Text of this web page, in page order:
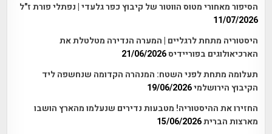
הסיפור מאחורי מטוס הווטור של קיבוץ כפר גלעדי | נפתלי פורת ז"ל
11/07/2026
היסטוריה מתחת לרגליים | המערה הנדירה מטלטלת את
הארכיאולוגים בפוריידיס21/06/2026
תעלומה מתחת לפני השטח: המנהרה הקדומה שנחשפה ליד
הקיבוץ הירושלמי19/06/2026
החזירו את ההיסטוריה! מטבעות נדירים שנעלמו מהארץ הושבו
מארצות הברית15/06/2026